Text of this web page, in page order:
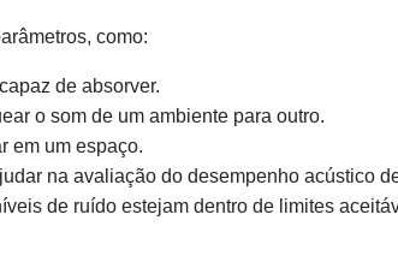
como:
de absorver.
o som de um ambiente para outro.
em um espaço.
na avaliação do desempenho acústico
de ruído estejam dentro de limites